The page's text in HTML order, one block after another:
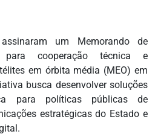
um Memorando de
para cooperação técnica e
em órbita média (MEO) em
busca desenvolver soluções
para políticas públicas de
estratégicas do Estado e